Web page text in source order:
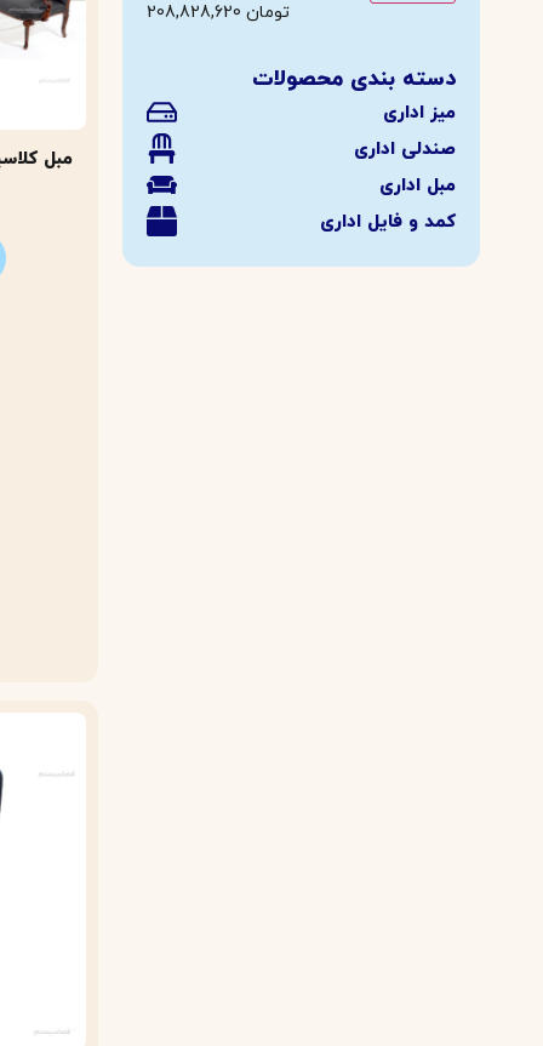
208,828,620 تومان
دسته بندی محصولات
میز اداری
صندلی اداری
مبل اداری
کمد و فایل اداری
مبل